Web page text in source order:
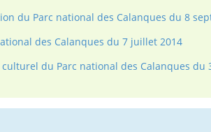
du Parc national des Calanques du 8
des Calanques du 7 juillet 2014
du Parc national des Calanques du